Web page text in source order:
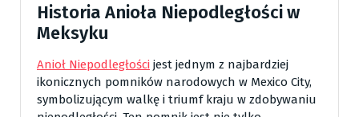
Historia Anioła Niepodległości w
Meksyku
Anioł Niepodległości jest jednym z najbardziej
ikonicznych pomników narodowych w Mexico City,
symbolizującym walkę i triumf kraju w zdobywaniu